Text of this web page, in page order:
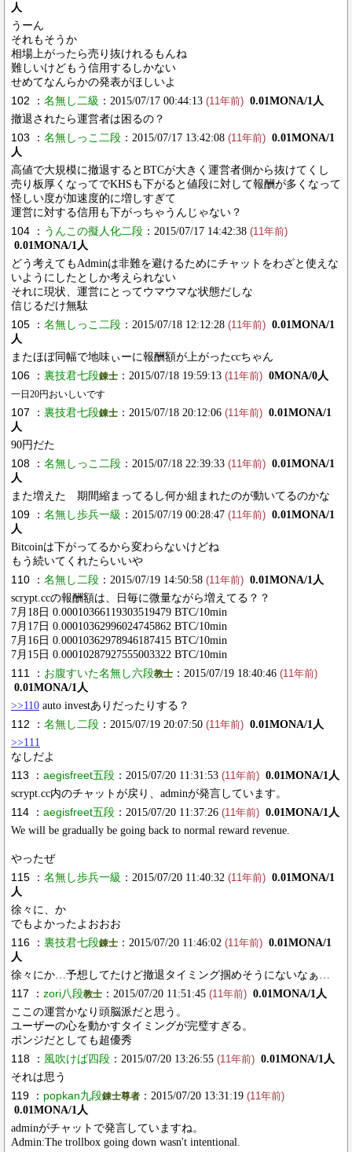
人
うーん
それもそうか
相場上がったら売り抜けれるもんね
難しいけどもう信用するしかない
せめてなんらかの発表がほしいよ
102 ： 名無し二級 ：2015/07/17 00:44:13 (11年前) 0.01MONA/1人
撤退されたら運営者は困るの？
103 ： 名無しっこ二段 ：2015/07/17 13:42:08 (11年前) 0.01MONA/1
人
高値で大規模に撤退するとBTCが大きく運営者側から抜けてくし
売り板厚くなってでKHSも下がると値段に対して報酬が多くなって
怪しい度が加速度的に増しすぎて
運営に対する信用も下がっちゃうんじゃない？
104 ： うんこの擬人化二段 ：2015/07/17 14:42:38 (11年前)
0.01MONA/1人
どう考えてもAdminは非難を避けるためにチャットをわざと使えな
いようにしたとしか考えられない
それに現状、運営にとってウマウマな状態だしな
信じるだけ無駄
105 ： 名無しっこ二段 ：2015/07/18 12:12:28 (11年前) 0.01MONA/1
人
またほぼ同幅で地味ぃーに報酬額が上がったccちゃん
106 ： 裏技君七段錬士 ：2015/07/18 19:59:13 (11年前) 0MONA/0人
一日20円おいしいです
107 ： 裏技君七段錬士 ：2015/07/18 20:12:06 (11年前) 0.01MONA/1
人
90円だた
108 ： 名無しっこ二段 ：2015/07/18 22:39:33 (11年前) 0.01MONA/1
人
また増えた 期間縮まってるし何か組まれたのが動いてるのかな
109 ： 名無し歩兵一級 ：2015/07/19 00:28:47 (11年前) 0.01MONA/1
人
Bitcoinは下がってるから変わらないけどね
もう続いてくれたらいいや
110 ： 名無し二段 ：2015/07/19 14:50:58 (11年前) 0.01MONA/1人
scrypt.ccの報酬額は、日毎に微量ながら増えてる？？
7月18日 0.00010366119303519479 BTC/10min
7月17日 0.00010362996024745862 BTC/10min
7月16日 0.00010362978946187415 BTC/10min
7月15日 0.00010287927555003322 BTC/10min
111 ： お腹すいた名無し六段教士 ：2015/07/19 18:40:46 (11年前)
0.01MONA/1人
>>110 auto investありだったりする？
112 ： 名無し二段 ：2015/07/19 20:07:50 (11年前) 0.01MONA/1人
>>111
なしだよ
113 ： aegisfreet五段 ：2015/07/20 11:31:53 (11年前) 0.01MONA/1人
scrypt.cc内のチャットが戻り、adminが発言しています。
114 ： aegisfreet五段 ：2015/07/20 11:37:26 (11年前) 0.01MONA/1人
We will be gradually be going back to normal reward revenue.
やったぜ
115 ： 名無し歩兵一級 ：2015/07/20 11:40:32 (11年前) 0.01MONA/1
人
徐々に、か
でもよかったよおおお
116 ： 裏技君七段錬士 ：2015/07/20 11:46:02 (11年前) 0.01MONA/1
人
徐々にか…予想してたけど撤退タイミング掴めそうにないなぁ…
117 ： zori八段教士 ：2015/07/20 11:51:45 (11年前) 0.01MONA/1人
ここの運営かなり頭脳派だと思う。
ユーザーの心を動かすタイミングが完璧すぎる。
ポンジだとしても超優秀
118 ： 風吹けば四段 ：2015/07/20 13:26:55 (11年前) 0.01MONA/1人
それは思う
119 ： popkan九段錬士尊者 ：2015/07/20 13:31:19 (11年前)
0.01MONA/1人
adminがチャットで発言していますね。
Admin:The trollbox going down wasn't intentional.